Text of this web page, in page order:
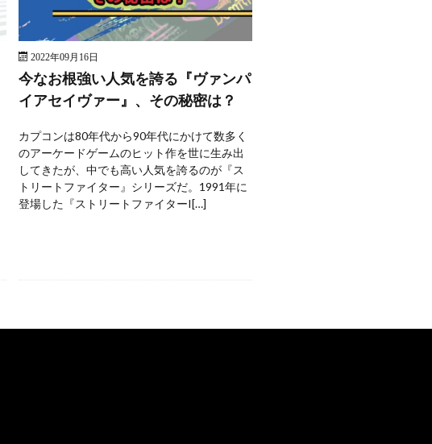
2022年09月16日
今なお根強い人気を誇る『ヴァンパ
イアセイヴァー』、その秘密は？
カプコンは80年代から90年代にかけて数多く
のアーケードゲームのヒット作を世に生み出
してきたが、中でも高い人気を誇るのが『ス
トリートファイター』シリーズだ。1991年に
登場した『ストリートファイターI[…]